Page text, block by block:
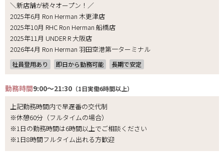
＼新店舗が続々オープン！／
2025年6月 Ron Herman 木更津店
2025年10月 RHC Ron Herman 船橋店
2025年11月 UNDER R 大阪店
2026年4月 Ron Herman 羽田空港第一ターミナル
社員登用あり 即日から勤務可能 長期で安定
勤務時間9:00～21:30 （1日実働6時間以上）
上記勤務時間内で早遅番の交代制
※休憩60分（フルタイムの場合）
※1日の勤務時間は6時間以上でご相談ください
※1日8時間フルタイム出れる方歓迎